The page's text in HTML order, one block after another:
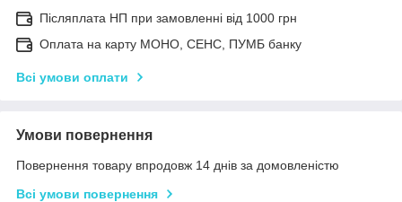
Післяплата НП при замовленні від 1000 грн
Оплата на карту МОНО, СЕНС, ПУМБ банку
Всі умови оплати
Умови повернення
Повернення товару впродовж 14 днів за домовленістю
Всі умови повернення